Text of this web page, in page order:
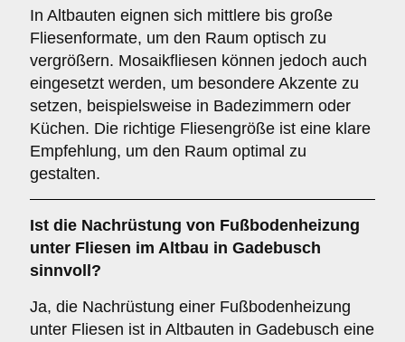
In Altbauten eignen sich mittlere bis große
Fliesenformate, um den Raum optisch zu
vergrößern. Mosaikfliesen können jedoch auch
eingesetzt werden, um besondere Akzente zu
setzen, beispielsweise in Badezimmern oder
Küchen. Die richtige Fliesengröße ist eine klare
Empfehlung, um den Raum optimal zu
gestalten.
Ist die Nachrüstung von Fußbodenheizung
unter Fliesen im Altbau in Gadebusch
sinnvoll?
Ja, die Nachrüstung einer Fußbodenheizung
unter Fliesen ist in Altbauten in Gadebusch eine